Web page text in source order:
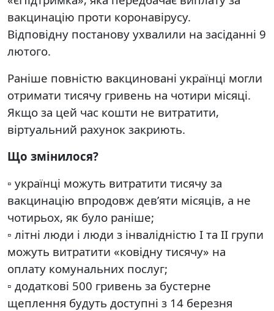
вакцинацію проти коронавірусу.
Відповідну постанову ухвалили на засіданні 9
лютого.
Раніше повністю вакциновані українці могли
отримати тисячу гривень на чотири місяці.
Якщо за цей час кошти не витратити,
віртуальний рахунок закриють.
Що змінилося?
▫️ українці можуть витратити тисячу за
вакцинацію впродовж дев’яти місяців, а не
чотирьох, як було раніше;
▫️ літні люди і люди з інвалідністю І та ІІ групи
можуть витратити «ковідну тисячу» на
оплату комунальних послуг;
▫️ додаткові 500 гривень за бустерне
щеплення будуть доступні з 14 березня